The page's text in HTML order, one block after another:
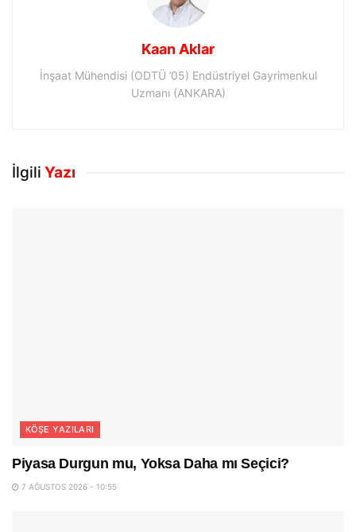
Kaan Aklar
İnşaat Mühendisi (ODTÜ ’05) Endüstriyel Gayrimenkul
Uzmanı (ANKARA)
İlgili Yazı
KÖŞE YAZILARI
Piyasa Durgun mu, Yoksa Daha mı Seçici?
7 AĞUSTOS 2026 - 10:55